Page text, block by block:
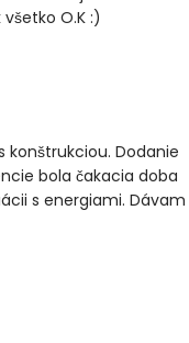
O.K :)
konštrukciou. Dodanie
bola čakacia doba
s energiami. Dávam